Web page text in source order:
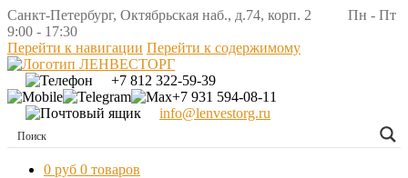
Санкт-Петербург, Октябрьская наб., д.74, корп. 2 Пн - Пт
9:00 - 17:30
Перейти к навигации Перейти к содержимому
+7 812 322-59-39
+7 931 594-08-11
info@lenvestorg.ru
0 руб 0 товаров